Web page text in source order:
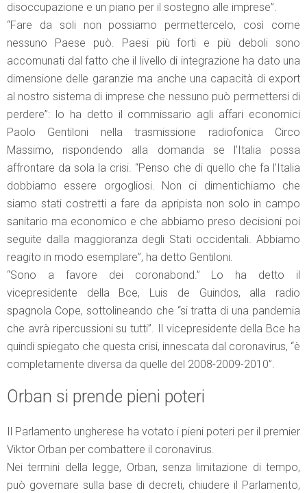
disoccupazione e un piano per il sostegno alle imprese”.
“Fare da soli non possiamo permettercelo, così come
nessuno Paese può. Paesi più forti e più deboli sono
accomunati dal fatto che il livello di integrazione ha dato una
dimensione delle garanzie ma anche una capacità di export
al nostro sistema di imprese che nessuno può permettersi di
perdere”: lo ha detto il commissario agli affari economici
Paolo Gentiloni nella trasmissione radiofonica Circo
Massimo, rispondendo alla domanda se l’Italia possa
affrontare da sola la crisi. “Penso che di quello che fa l’Italia
dobbiamo essere orgogliosi. Non ci dimentichiamo che
siamo stati costretti a fare da apripista non solo in campo
sanitario ma economico e che abbiamo preso decisioni poi
seguite dalla maggioranza degli Stati occidentali. Abbiamo
reagito in modo esemplare”, ha detto Gentiloni.
“Sono a favore dei coronabond.” Lo ha detto il
vicepresidente della Bce, Luis de Guindos, alla radio
spagnola Cope, sottolineando che “si tratta di una pandemia
che avrà ripercussioni su tutti”. Il vicepresidente della Bce ha
quindi spiegato che questa crisi, innescata dal coronavirus, “è
completamente diversa da quelle del 2008-2009-2010”.
Orban si prende pieni poteri
Il Parlamento ungherese ha votato i pieni poteri per il premier
Viktor Orban per combattere il coronavirus.
Nei termini della legge, Orban, senza limitazione di tempo,
può governare sulla base di decreti, chiudere il Parlamento,